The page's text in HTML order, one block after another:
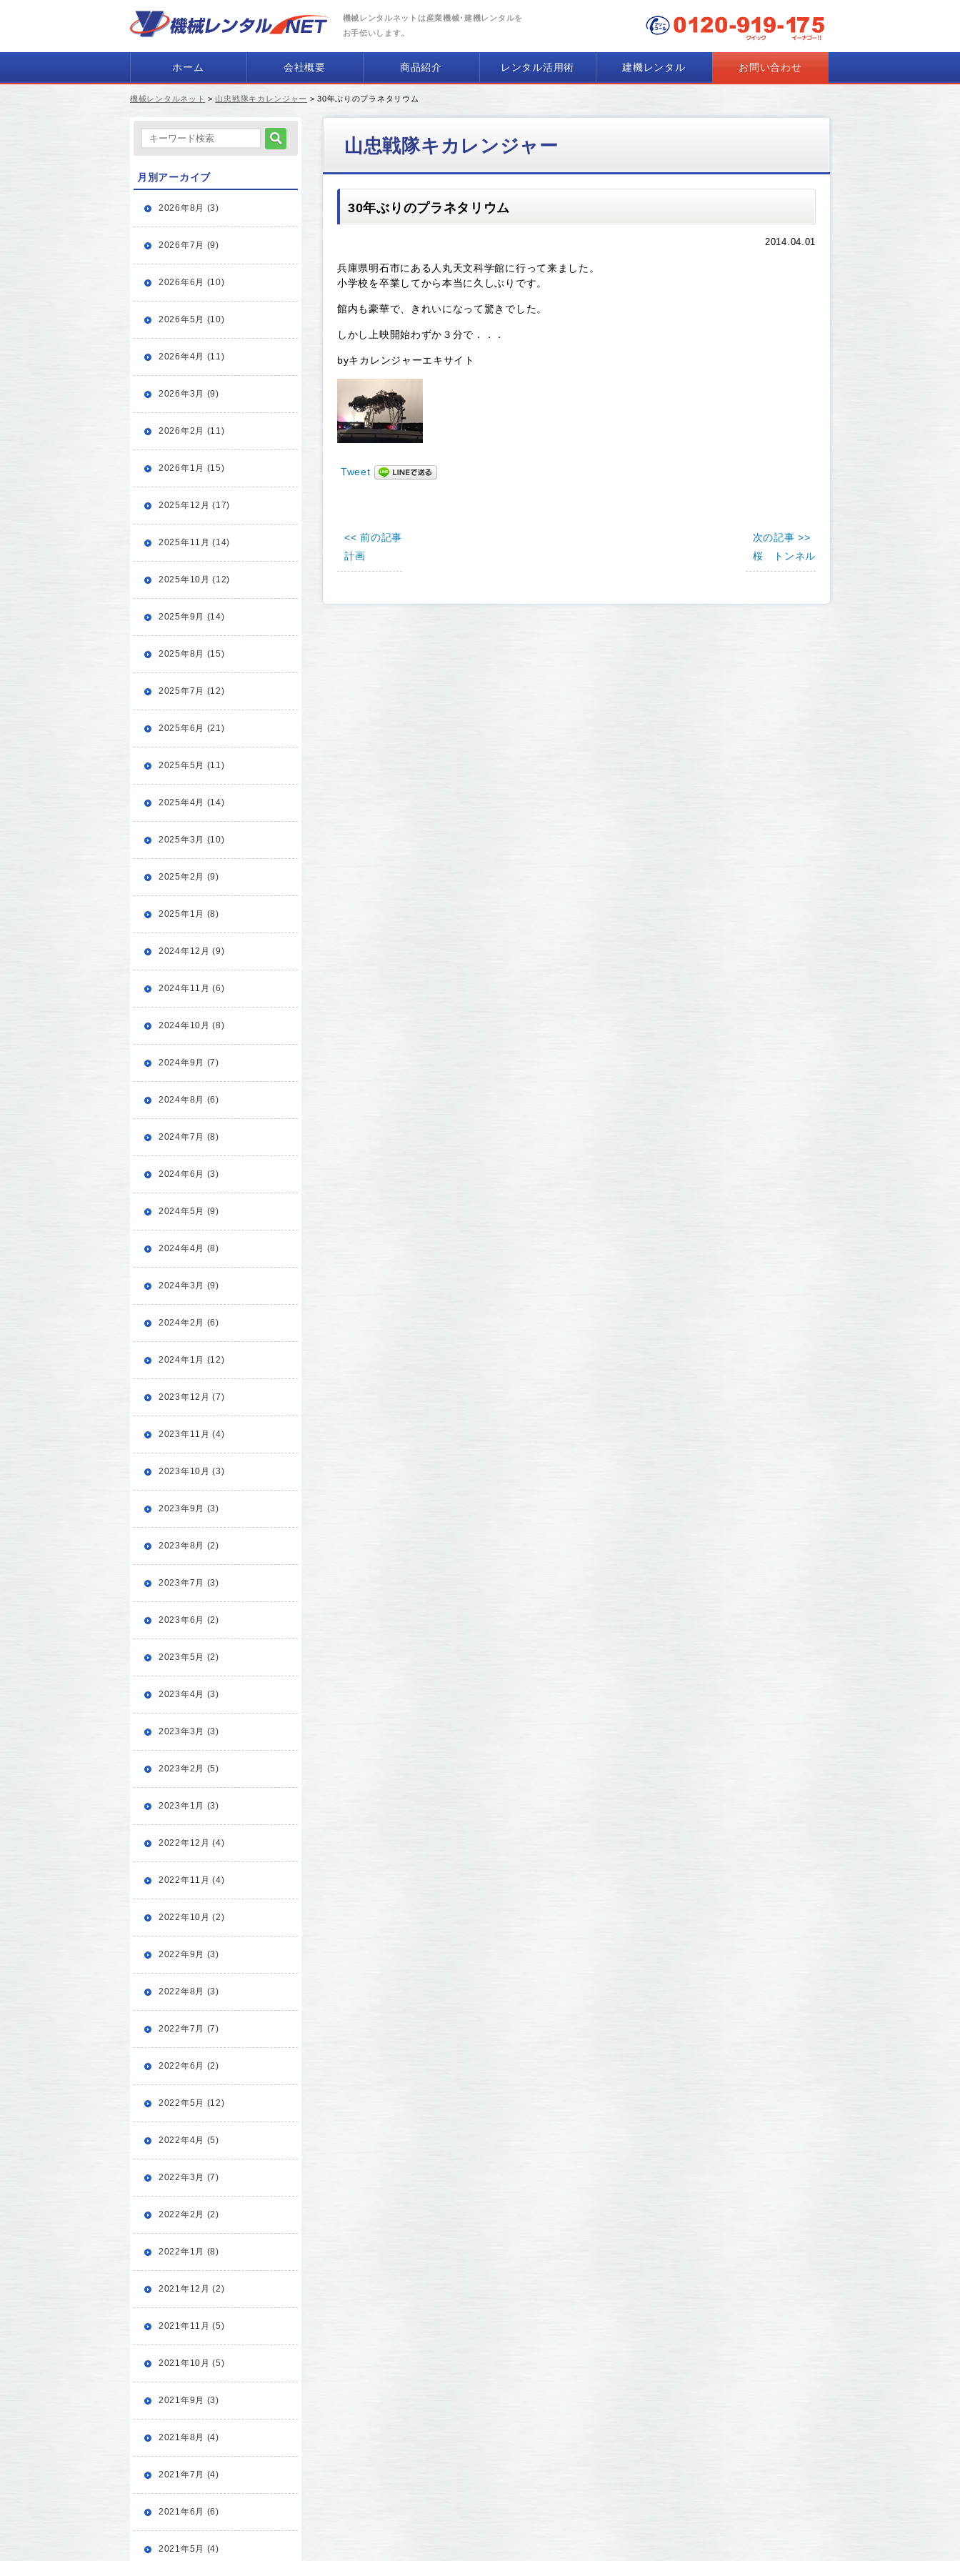
機械レンタルネットは産業機械･建機レンタルを
お手伝いします。
ホーム 会社概要 商品紹介 レンタル活用術 建機レンタル お問い合わせ
機械レンタルネット > 山忠戦隊キカレンジャー > 30年ぶりのプラネタリウム
山忠戦隊キカレンジャー
30年ぶりのプラネタリウム
2014.04.01
兵庫県明石市にある人丸天文科学館に行って来ました。
小学校を卒業してから本当に久しぶりです。
館内も豪華で、きれいになって驚きでした。
しかし上映開始わずか３分で．．．
byキカレンジャーエキサイト
Tweet
<< 前の記事
計画
次の記事 >>
桜 トンネル
月別アーカイブ
2026年8月 (3)
2026年7月 (9)
2026年6月 (10)
2026年5月 (10)
2026年4月 (11)
2026年3月 (9)
2026年2月 (11)
2026年1月 (15)
2025年12月 (17)
2025年11月 (14)
2025年10月 (12)
2025年9月 (14)
2025年8月 (15)
2025年7月 (12)
2025年6月 (21)
2025年5月 (11)
2025年4月 (14)
2025年3月 (10)
2025年2月 (9)
2025年1月 (8)
2024年12月 (9)
2024年11月 (6)
2024年10月 (8)
2024年9月 (7)
2024年8月 (6)
2024年7月 (8)
2024年6月 (3)
2024年5月 (9)
2024年4月 (8)
2024年3月 (9)
2024年2月 (6)
2024年1月 (12)
2023年12月 (7)
2023年11月 (4)
2023年10月 (3)
2023年9月 (3)
2023年8月 (2)
2023年7月 (3)
2023年6月 (2)
2023年5月 (2)
2023年4月 (3)
2023年3月 (3)
2023年2月 (5)
2023年1月 (3)
2022年12月 (4)
2022年11月 (4)
2022年10月 (2)
2022年9月 (3)
2022年8月 (3)
2022年7月 (7)
2022年6月 (2)
2022年5月 (12)
2022年4月 (5)
2022年3月 (7)
2022年2月 (2)
2022年1月 (8)
2021年12月 (2)
2021年11月 (5)
2021年10月 (5)
2021年9月 (3)
2021年8月 (4)
2021年7月 (4)
2021年6月 (6)
2021年5月 (4)